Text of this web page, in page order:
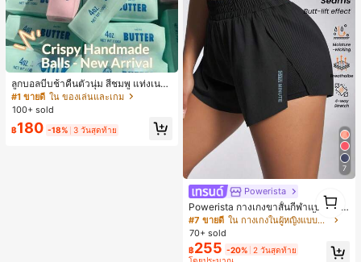
ลูกบอลบีบช้าคืนตัวนุ่ม สีชมพู แท่งเนย
บีบคลายเครียด นุ่มยืดหยุ่น ของเล่นบีบ
4 ออนซ์ ของเล่นเกลือ เหมาะสำหรับขอ
ของขวัญวันเกิด ของขวัญอีสเตอร์ ของ
#1 ขายดี ใน ของเล่นและเกม
100+ sold
฿180 -18% 3 วันสุดท้าย
7
Powerista
Powerista กางเกงขาสั้นกีฬาแบบเรียบ
ง่าย สไตล์วันทุกวัน กางเกงขาสั้นสบาย
พร้อมเสวตเตอร์
#7 ขายดี
ใน กางเกงในผู้หญิงแบบแอคทีฟ
70+ sold
฿255 -20% 2 วันสุดท้าย